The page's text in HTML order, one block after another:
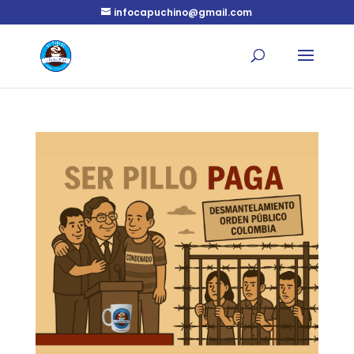
infocapuchino@gmail.com